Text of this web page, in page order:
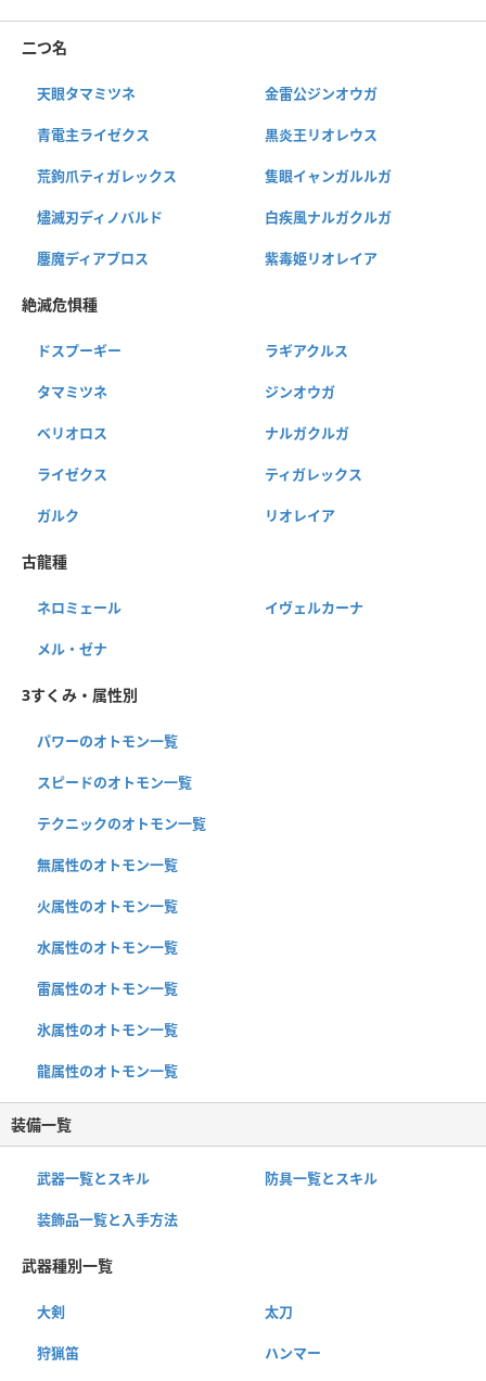
二つ名
天眼タマミツネ 金雷公ジンオウガ
青電主ライゼクス 黒炎王リオレウス
荒鉤爪ティガレックス 隻眼イャンガルルガ
燼滅刃ディノバルド 白疾風ナルガクルガ
鏖魔ディアブロス 紫毒姫リオレイア
絶滅危惧種
ドスプーギー ラギアクルス
タマミツネ ジンオウガ
ベリオロス ナルガクルガ
ライゼクス ティガレックス
ガルク リオレイア
古龍種
ネロミェール イヴェルカーナ
メル・ゼナ
3すくみ・属性別
パワーのオトモン一覧
スピードのオトモン一覧
テクニックのオトモン一覧
無属性のオトモン一覧
火属性のオトモン一覧
水属性のオトモン一覧
雷属性のオトモン一覧
氷属性のオトモン一覧
龍属性のオトモン一覧
装備一覧
武器一覧とスキル 防具一覧とスキル
装飾品一覧と入手方法
武器種別一覧
大剣 太刀
狩猟笛 ハンマー